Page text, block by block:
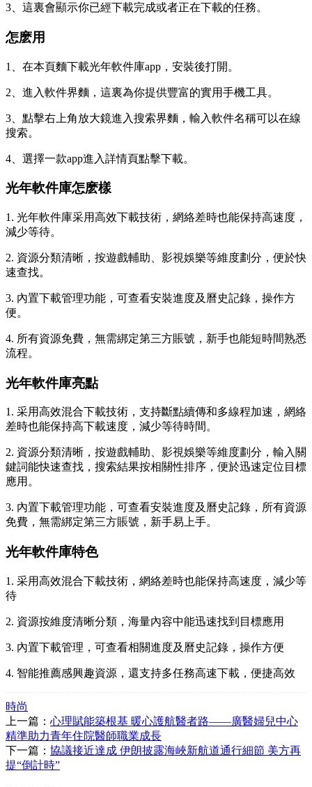
3、這裏會顯示你已經下載完成或者正在下載的任務。
怎麽用
1、在本頁麵下載光年軟件庫app，安裝後打開。
2、進入軟件界麵，這裏為你提供豐富的實用手機工具。
3、點擊右上角放大鏡進入搜索界麵，輸入軟件名稱可以在線
搜索。
4、選擇一款app進入詳情頁點擊下載。
光年軟件庫怎麽樣
1. 光年軟件庫采用高效下載技術，網絡差時也能保持高速度，
減少等待。
2. 資源分類清晰，按遊戲輔助、影視娛樂等維度劃分，便於快
速查找。
3. 內置下載管理功能，可查看安裝進度及曆史記錄，操作方
便。
4. 所有資源免費，無需綁定第三方賬號，新手也能短時間熟悉
流程。
光年軟件庫亮點
1. 采用高效混合下載技術，支持斷點續傳和多線程加速，網絡
差時也能保持高下載速度，減少等待時間。
2. 資源分類清晰，按遊戲輔助、影視娛樂等維度劃分，輸入關
鍵詞能快速查找，搜索結果按相關性排序，便於迅速定位目標
應用。
3. 內置下載管理功能，可查看安裝進度及曆史記錄，所有資源
免費，無需綁定第三方賬號，新手易上手。
光年軟件庫特色
1. 采用高效混合下載技術，網絡差時也能保持高速度，減少等
待
2. 資源按維度清晰分類，海量內容中能迅速找到目標應用
3. 內置下載管理，可查看相關進度及曆史記錄，操作方便
4. 智能推薦感興趣資源，還支持多任務高速下載，便捷高效
時尚
上一篇： 心理賦能築根基 暖心護航醫者路——廣醫婦兒中心
精準助力青年住院醫師職業成長
下一篇： 協議接近達成 伊朗披露海峽新航道通行細節 美方再
提“倒計時”